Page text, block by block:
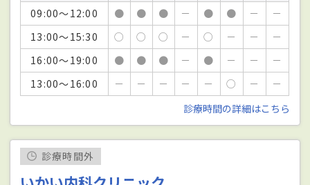
09:00～12:00
● ● ● － ● ● －
－
13:00～15:30
○ ○ ○ － ○ － －
－
16:00～19:00
● ● ● － ● － －
－
13:00～16:00
－ － － － － ○ －
－
診療時間の詳細はこちら
診療時間外